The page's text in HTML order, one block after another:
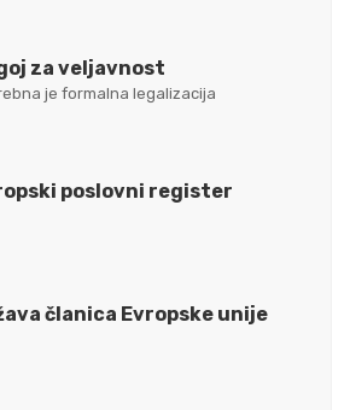
za veljavnost
je formalna legalizacija
poslovni register
članica Evropske unije